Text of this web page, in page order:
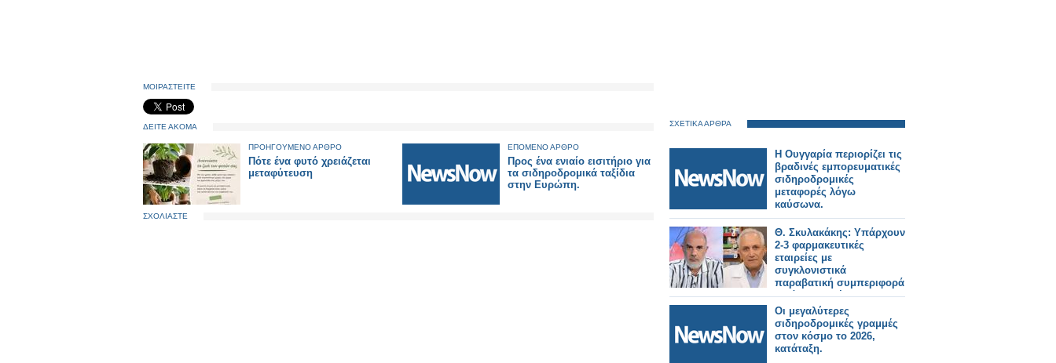
ΜΟΙΡΑΣΤΕΙΤΕ
ΔΕΙΤΕ ΑΚΟΜΑ
ΠΡΟΗΓΟΥΜΕΝΟ ΑΡΘΡΟ
Πότε ένα φυτό χρειάζεται
μεταφύτευση
ΕΠΟΜΕΝΟ ΑΡΘΡΟ
Προς ένα ενιαίο εισιτήριο για
τα σιδηροδρομικά ταξίδια
στην Ευρώπη.
ΣΧΟΛΙΑΣΤΕ
ΣΧΕΤΙΚΑ ΑΡΘΡΑ
Η Ουγγαρία περιορίζει τις
βραδινές εμπορευματικές
σιδηροδρομικές
μεταφορές λόγω
καύσωνα.
Θ. Σκυλακάκης: Υπάρχουν
2-3 φαρμακευτικές
εταιρείες με
συγκλονιστικά
παραβατική συμπεριφορά
– Κάποια πρέπει να
τιμωρηθεί
Οι μεγαλύτερες
σιδηροδρομικές γραμμές
στον κόσμο το 2026,
κατάταξη.